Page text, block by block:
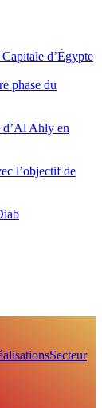
d’Égypte
phase du
d’Al Ahly en
l’objectif de
Secteur